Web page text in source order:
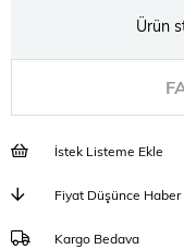
Ürün
İstek Listeme Ekle
Fiyat Düşünce Haber
Kargo Bedava